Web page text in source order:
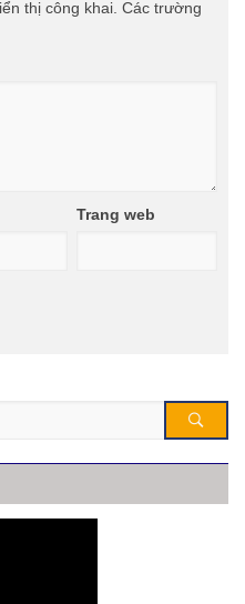
thị công khai. Các trường
Trang web